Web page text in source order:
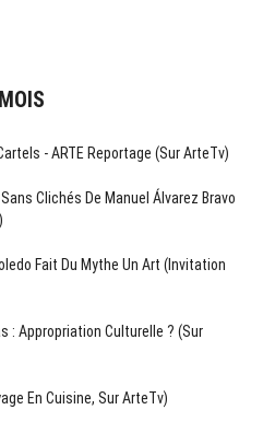
- ARTE Reportage (sur ArteTv)
Clichés De Manuel Álvarez Bravo
Fait Du Mythe Un Art (Invitation
: Appropriation Culturelle ? (sur
En Cuisine, Sur ArteTv)